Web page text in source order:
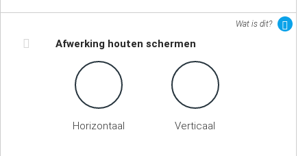
Wat is dit?
Afwerking houten schermen
Horizontaal Verticaal